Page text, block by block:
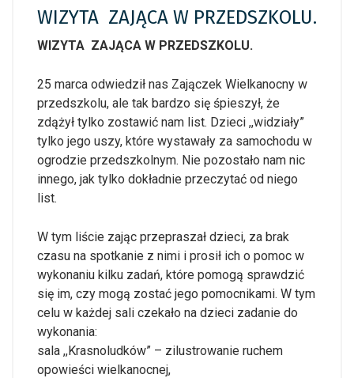
WIZYTA ZAJĄCA W PRZEDSZKOLU.
WIZYTA ZAJĄCA W PRZEDSZKOLU.
25 marca odwiedził nas Zajączek Wielkanocny w
przedszkolu, ale tak bardzo się śpieszył, że
zdążył tylko zostawić nam list. Dzieci ,,widziały”
tylko jego uszy, które wystawały za samochodu w
ogrodzie przedszkolnym. Nie pozostało nam nic
innego, jak tylko dokładnie przeczytać od niego
list.
W tym liście zając przepraszał dzieci, za brak
czasu na spotkanie z nimi i prosił ich o pomoc w
wykonaniu kilku zadań, które pomogą sprawdzić
się im, czy mogą zostać jego pomocnikami. W tym
celu w każdej sali czekało na dzieci zadanie do
wykonania:
sala ,,Krasnoludków” – zilustrowanie ruchem
opowieści wielkanocnej,